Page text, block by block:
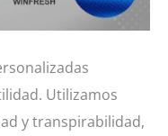
Utilizamos
y transpirabilidad,